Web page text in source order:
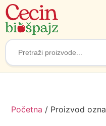
Search
for:
Početna / Proizvod